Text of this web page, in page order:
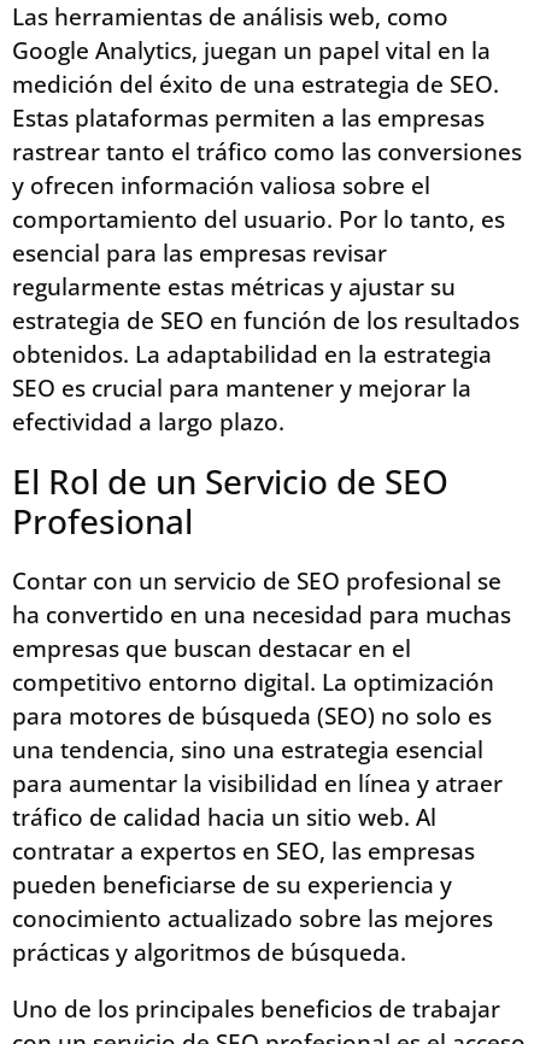
Las herramientas de análisis web, como
Google Analytics, juegan un papel vital en la
medición del éxito de una estrategia de SEO.
Estas plataformas permiten a las empresas
rastrear tanto el tráfico como las conversiones
y ofrecen información valiosa sobre el
comportamiento del usuario. Por lo tanto, es
esencial para las empresas revisar
regularmente estas métricas y ajustar su
estrategia de SEO en función de los resultados
obtenidos. La adaptabilidad en la estrategia
SEO es crucial para mantener y mejorar la
efectividad a largo plazo.
El Rol de un Servicio de SEO
Profesional
Contar con un servicio de SEO profesional se
ha convertido en una necesidad para muchas
empresas que buscan destacar en el
competitivo entorno digital. La optimización
para motores de búsqueda (SEO) no solo es
una tendencia, sino una estrategia esencial
para aumentar la visibilidad en línea y atraer
tráfico de calidad hacia un sitio web. Al
contratar a expertos en SEO, las empresas
pueden beneficiarse de su experiencia y
conocimiento actualizado sobre las mejores
prácticas y algoritmos de búsqueda.
Uno de los principales beneficios de trabajar